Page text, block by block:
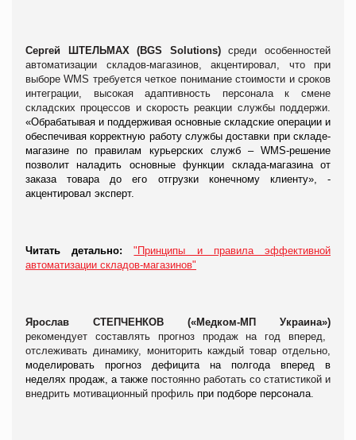
Сергей ШТЕЛЬМАХ (BGS Solutions)среди особенностей
автоматизации складов-магазинов, акцентировал, что при
выборе WMS требуется четкое понимание стоимости и сроков
интеграции, высокая адаптивность персонала к смене
складских процессов и скорость реакции службы поддержи.
«Обрабатывая и поддерживая основные складские операции и
обеспечивая корректную работу службы доставки при складе-
магазине по правилам курьерских
служб – WMS-решение
позволит наладить основные функции склада-магазина от
заказа товара до его отгрузки конечному клиенту», -
акцентировал эксперт.
Читать детально:"Принципы и правила эффективной
автоматизации складов-магазинов"
Ярослав СТЕПЧЕНКОВ («Медком-МП Украина»)
рекомендует составлять прогноз продаж на год вперед,
отслеживать динамику, мониторить каждый товар отдельно,
моделировать прогноз дефицита на полгода вперед в
неделях продаж, а также постоянно работать со статистикой и
внедрить мотивационный профиль при подборе персонала